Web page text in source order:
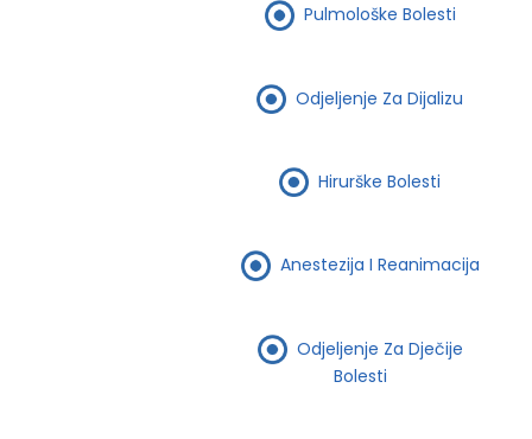
Pulmološke Bolesti
Odjeljenje Za Dijalizu
Hirurške Bolesti
Anestezija I Reanimacija
Odjeljenje Za Dječije
Bolesti